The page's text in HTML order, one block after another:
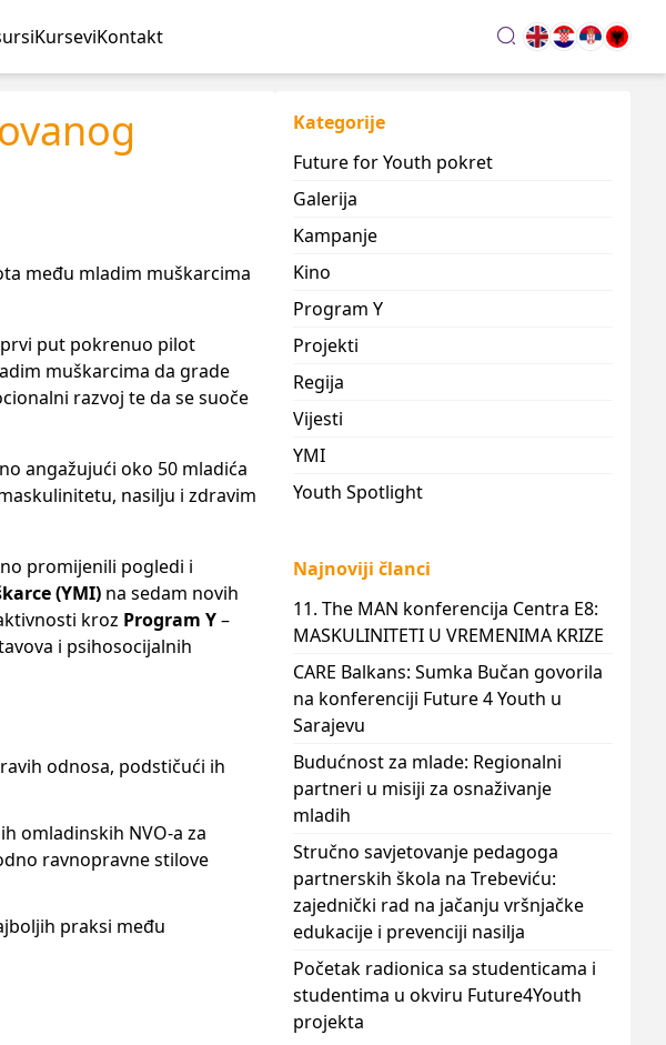
KurseviKontakt search
među mladim muškarcima
put pokrenuo pilot
muškarcima da grade
razvoj te da se suoče
angažujući oko 50 mladića
nasilju i zdravim
promijenili pogledi i
(YMI) na sedam novih
kroz Program Y–
i psihosocijalnih
odnosa, podstičući ih
omladinskih NVO-a za
ravnopravne stilove
praksi među
Kategorije
Future for Youth pokret
Galerija
Kampanje
Kino
Program Y
Projekti
Regija
Vijesti
YMI
Youth Spotlight
Najnoviji članci
11. The MAN konferencija Centra E8:
MASKULINITETI U VREMENIMA KRIZE
CARE Balkans: Sumka Bučan govorila
na konferenciji Future 4 Youth u
Sarajevu
Budućnost za mlade: Regionalni
partneri u misiji za osnaživanje
mladih
Stručno savjetovanje pedagoga
partnerskih škola na Trebeviću:
zajednički rad na jačanju vršnjačke
edukacije i prevenciji nasilja
Početak radionica sa studenticama i
studentima u okviru Future4Youth
projekta